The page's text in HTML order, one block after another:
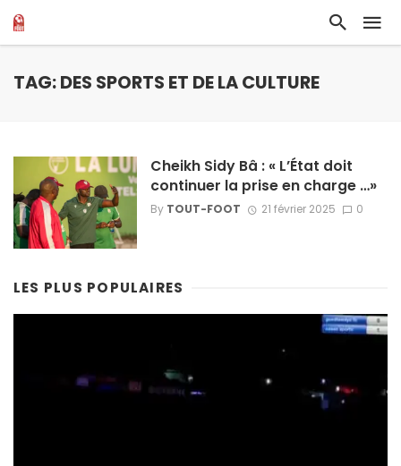
TAG: DES SPORTS ET DE LA CULTURE
Cheikh Sidy Bâ : « L’État doit
continuer la prise en charge …»
By TOUT-FOOT 21 février 2025 0
LES PLUS POPULAIRES